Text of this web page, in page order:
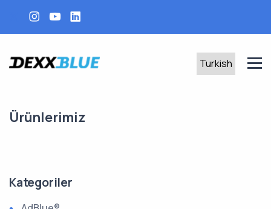
Ürünlerimiz
Kategoriler